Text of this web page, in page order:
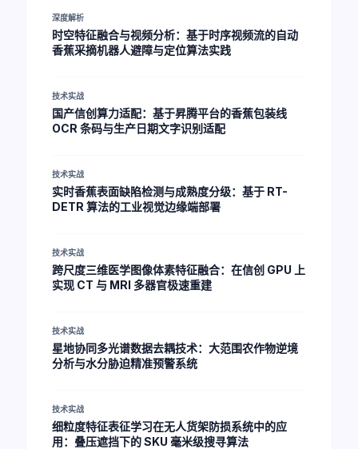
深度解析
时空特征融合与视频分析：基于时序视频流的自动
香蕉采摘机器人避障与定位算法实践
技术实战
国产信创算力适配：基于昇腾平台的香蕉包装线
OCR 条码与生产日期文字识别适配
技术实战
实时香蕉表面缺陷检测与成熟度分级：基于 RT-
DETR 算法的工业视觉边缘端部署
技术实战
跨尺度三维医学图像体素特征融合：在信创 GPU 上
实现 CT 与 MRI 多器官极速重建
技术实战
星地协同多光谱数据去耦技术：大范围农作物逆境
分析与水分胁迫精准预警系统
技术实战
细粒度特征表征学习在无人货架防损系统中的应
用：叠压遮挡下的 SKU 毫米级搜寻算法